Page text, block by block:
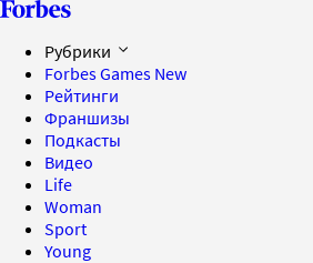
Рубрики
Forbes Games New
Рейтинги
Франшизы
Подкасты
Видео
Life
Woman
Sport
Young